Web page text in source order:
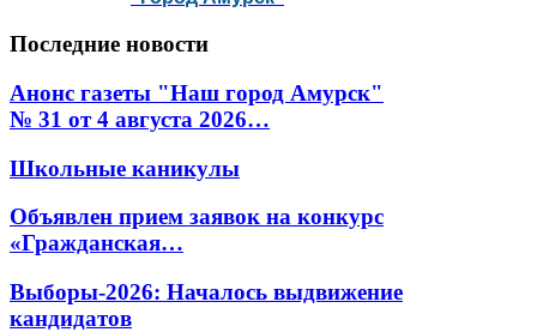
Последние новости
Анонс газеты "Наш город Амурск"
№ 31 от 4 августа 2026…
Школьные каникулы
Объявлен прием заявок на конкурс
«Гражданская…
Выборы-2026: Началось выдвижение
кандидатов